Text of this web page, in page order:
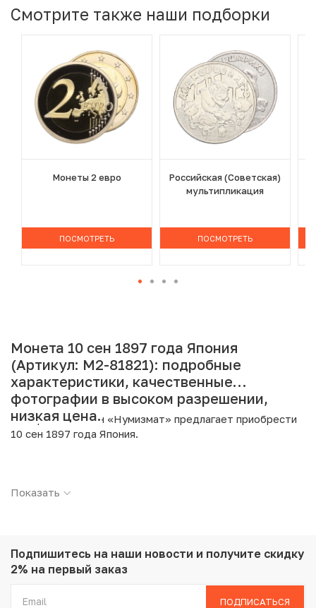
Смотрите также наши подборки
Монеты 2 евро
ПОСМОТРЕТЬ
Российская (Советская)
мультипликация
ПОСМОТРЕТЬ
Монета 10 сен 1897 года Япония
(Артикул: M2-81821): подробные
характеристики, качественные
фотографии в высоком разрешении,
низкая цена.
Интернет магазин «Нумизмат» предлагает приобрести
10 сен 1897 года Япония.
Страна: Япония
Проба: 800
Вес: 2.7 г
Тираж: 20.357.439
Показать
Подпишитесь на наши новости и получите скидку
2% на первый заказ
ПОДПИСАТЬСЯ